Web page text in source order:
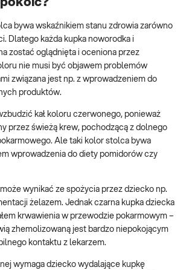
bywa wskaźnikiem stanu zdrowia zarówno
Dlatego każda kupka noworodka i
zostać oglądnięta i oceniona przez
nie musi być objawem problemów
związana jest np. z wprowadzeniem do
produktów.
kał koloru czerwonego, ponieważ
przez świeżą krew, pochodzącą z dolnego
Ale taki kolor stolca bywa
wprowadzenia do diety pomidorów czy
wynikać ze spożycia przez dziecko np.
żelazem. Jednak czarna kupka dziecka
krwawienia w przewodzie pokarmowym –
zhemolizowaną jest bardzo niepokojącym
kontaktu z lekarzem.
wymaga dziecko wydalające kupkę